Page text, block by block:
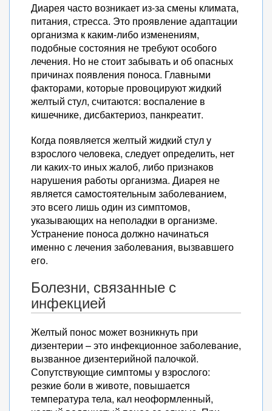
Диарея часто возникает из-за смены климата,
питания, стресса. Это проявление адаптации
организма к каким-либо изменениям,
подобные состояния не требуют особого
лечения. Но не стоит забывать и об опасных
причинах появления поноса. Главными
факторами, которые провоцируют жидкий
желтый стул, считаются: воспаление в
кишечнике, дисбактериоз, панкреатит.
Когда появляется желтый жидкий стул у
взрослого человека, следует определить, нет
ли каких-то иных жалоб, либо признаков
нарушения работы организма. Диарея не
является самостоятельным заболеванием,
это всего лишь один из симптомов,
указывающих на неполадки в организме.
Устранение поноса должно начинаться
именно с лечения заболевания, вызвавшего
его.
Болезни, связанные с
инфекцией
Желтый понос может возникнуть при
дизентерии – это инфекционное заболевание,
вызванное дизентерийной палочкой.
Сопутствующие симптомы у взрослого:
резкие боли в животе, повышается
температура тела, кал неоформленный,